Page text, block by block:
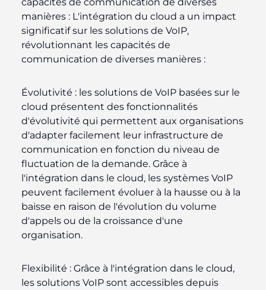
manières : L'intégration du cloud a un impact
significatif sur les solutions de VoIP,
révolutionnant les capacités de
communication de diverses manières :
Évolutivité : les solutions de VoIP basées sur le
cloud présentent des fonctionnalités
d'évolutivité qui permettent aux organisations
d'adapter facilement leur infrastructure de
communication en fonction du niveau de
fluctuation de la demande. Grâce à
l'intégration dans le cloud, les systèmes VoIP
peuvent facilement évoluer à la hausse ou à la
baisse en raison de l'évolution du volume
d'appels ou de la croissance d'une
organisation.
Flexibilité : Grâce à l'intégration dans le cloud,
les solutions VoIP sont accessibles depuis